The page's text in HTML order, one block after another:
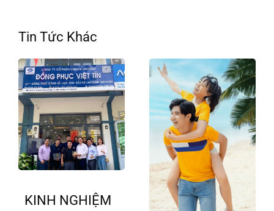
Tin Tức Khác
KINH NGHIỆM